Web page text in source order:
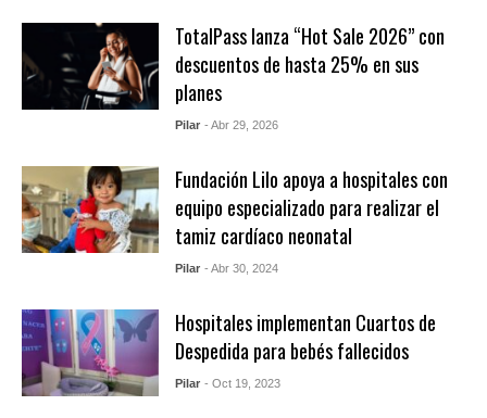
TotalPass lanza “Hot Sale 2026” con
descuentos de hasta 25% en sus
planes
Pilar - Abr 29, 2026
Fundación Lilo apoya a hospitales con
equipo especializado para realizar el
tamiz cardíaco neonatal
Pilar - Abr 30, 2024
Hospitales implementan Cuartos de
Despedida para bebés fallecidos
Pilar - Oct 19, 2023